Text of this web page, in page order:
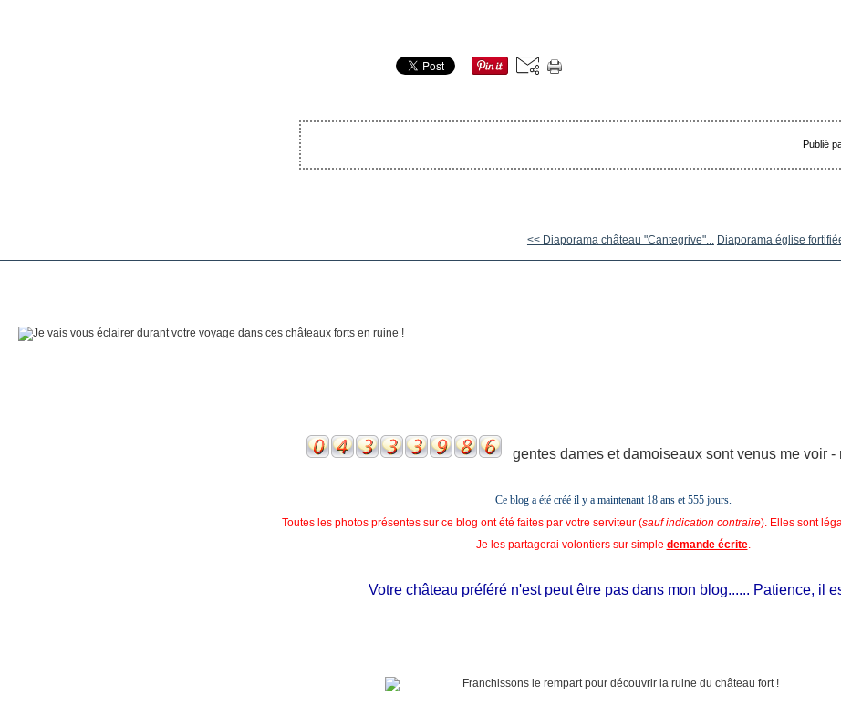
Publié
<< Diaporama château "Cantegrive"... Diaporama église
gentes dames et damoiseaux sont venus me voir -
Ce blog a été créé il y a maintenant 18 ans et555 jours.
Toutes les photos présentes sur ce blog ont été faites par votre serviteur (sauf indication contraire). Elles sont
Je les partagerai volontiers sur simple demande écrite.
Votre château préféré n'est peut être pas dans mon blog...... Patience, il